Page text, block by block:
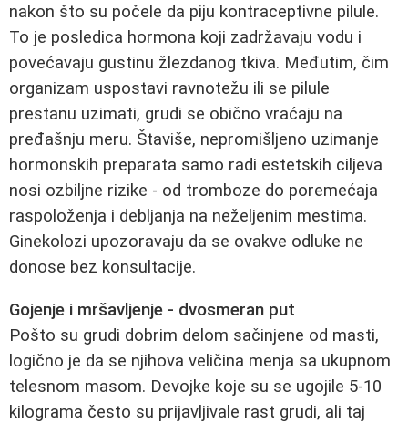
nakon što su počele da piju kontraceptivne pilule.
To je posledica hormona koji zadržavaju vodu i
povećavaju gustinu žlezdanog tkiva. Međutim, čim
organizam uspostavi ravnotežu ili se pilule
prestanu uzimati, grudi se obično vraćaju na
pređašnju meru. Štaviše, nepromišljeno uzimanje
hormonskih preparata samo radi estetskih ciljeva
nosi ozbiljne rizike - od tromboze do poremećaja
raspoloženja i debljanja na neželjenim mestima.
Ginekolozi upozoravaju da se ovakve odluke ne
donose bez konsultacije.
Gojenje i mršavljenje - dvosmeran put
Pošto su grudi dobrim delom sačinjene od masti,
logično je da se njihova veličina menja sa ukupnom
telesnom masom. Devojke koje su se ugojile 5-10
kilograma često su prijavljivale rast grudi, ali taj